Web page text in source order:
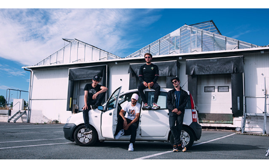
"Dopize X Odor - La Fête"
2021